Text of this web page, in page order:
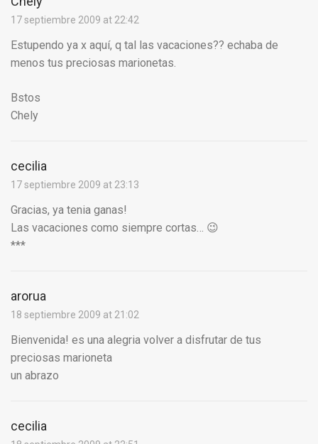
17 septiembre 2009 at 22:42
Estupendo ya x aquí, q tal las vacaciones?? echaba de
menos tus preciosas marionetas.
Bstos
Chely
cecilia
17 septiembre 2009 at 23:13
Gracias, ya tenia ganas!
Las vacaciones como siempre cortas… 😉
***
arorua
18 septiembre 2009 at 21:02
Bienvenida! es una alegria volver a disfrutar de tus
preciosas marioneta
un abrazo
cecilia